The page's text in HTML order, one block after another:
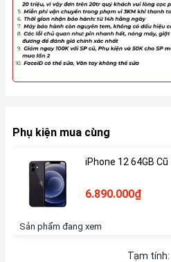
Phụ kiện mua cùng
iPhone 12 64GB Cũ
6.890.000₫
Sản phẩm đang xem
Tạm tính: